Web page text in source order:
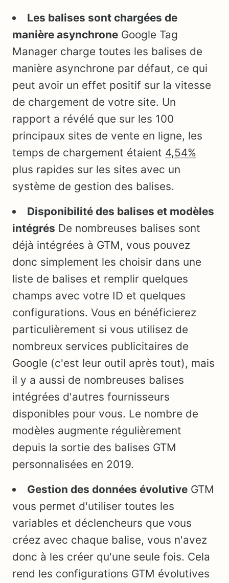
Les balises sont chargées de
manière asynchrone Google Tag
Manager charge toutes les balises de
manière asynchrone par défaut, ce qui
peut avoir un effet positif sur la vitesse
de chargement de votre site. Un
rapport a révélé que sur les 100
principaux sites de vente en ligne, les
temps de chargement étaient 4,54%
plus rapides sur les sites avec un
système de gestion des balises.
Disponibilité des balises et modèles
intégrés De nombreuses balises sont
déjà intégrées à GTM, vous pouvez
donc simplement les choisir dans une
liste de balises et remplir quelques
champs avec votre ID et quelques
configurations. Vous en bénéficierez
particulièrement si vous utilisez de
nombreux services publicitaires de
Google (c'est leur outil après tout), mais
il y a aussi de nombreuses balises
intégrées d'autres fournisseurs
disponibles pour vous. Le nombre de
modèles augmente régulièrement
depuis la sortie des balises GTM
personnalisées en 2019.
Gestion des données évolutive GTM
vous permet d'utiliser toutes les
variables et déclencheurs que vous
créez avec chaque balise, vous n'avez
donc à les créer qu'une seule fois. Cela
rend les configurations GTM évolutives